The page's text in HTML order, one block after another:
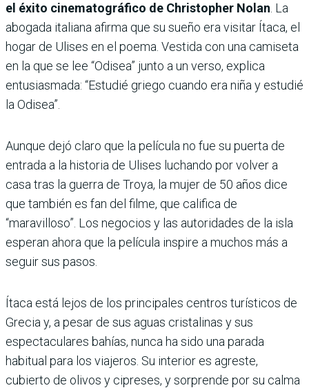
el éxito cinematográfico de Christopher Nolan. La
abogada italiana afirma que su sueño era visitar Ítaca, el
hogar de Ulises en el poema. Vestida con una camiseta
en la que se lee “Odisea” junto a un verso, explica
entusiasmada: “Estudié griego cuando era niña y estudié
la Odisea”.
Aunque dejó claro que la película no fue su puerta de
entrada a la historia de Ulises luchando por volver a
casa tras la guerra de Troya, la mujer de 50 años dice
que también es fan del filme, que califica de
“maravilloso”. Los negocios y las autoridades de la isla
esperan ahora que la película inspire a muchos más a
seguir sus pasos.
Ítaca está lejos de los principales centros turísticos de
Grecia y, a pesar de sus aguas cristalinas y sus
espectaculares bahías, nunca ha sido una parada
habitual para los viajeros. Su interior es agreste,
cubierto de olivos y cipreses, y sorprende por su calma